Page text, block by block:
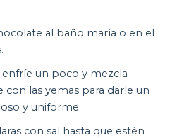
al baño maría o en el
enfríe un poco y mezcla
con las yemas para darle un
y uniforme.
con sal hasta que estén